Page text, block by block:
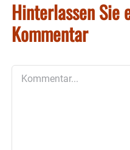
Hinterlassen Sie
Kommentar